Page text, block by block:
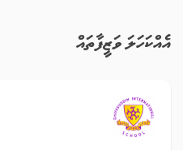
އެއްކަހަލަ ވަޒީފާތައް